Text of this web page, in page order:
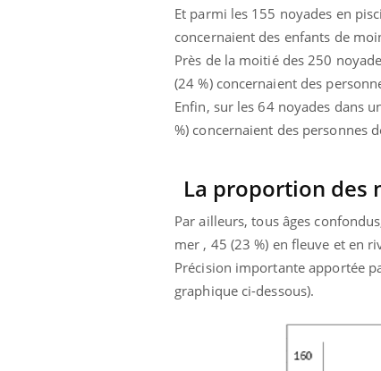
Et parmi les 155 noyades en
concernaient des enfants de
Près de la moitié des 250
(24 %) concernaient des
Enfin, sur les 64 noyades dans
%) concernaient des personnes
La proportion des
Par ailleurs, tous âges
mer , 45 (23 %) en fleuve et en
Précision importante apportée
graphique ci-dessous).